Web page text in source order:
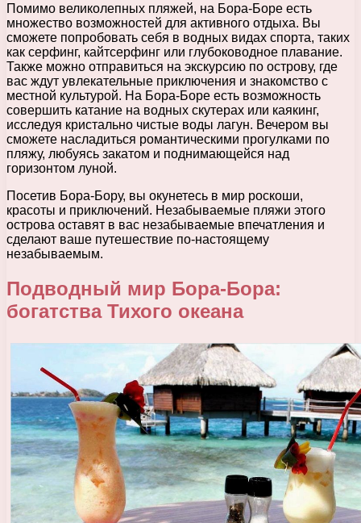
Помимо великолепных пляжей, на Бора-Боре есть
множество возможностей для активного отдыха. Вы
сможете попробовать себя в водных видах спорта, таких
как серфинг, кайтсерфинг или глубоководное плавание.
Также можно отправиться на экскурсию по острову, где
вас ждут увлекательные приключения и знакомство с
местной культурой. На Бора-Боре есть возможность
совершить катание на водных скутерах или каякинг,
исследуя кристально чистые воды лагун. Вечером вы
сможете насладиться романтическими прогулками по
пляжу, любуясь закатом и поднимающейся над
горизонтом луной.
Посетив Бора-Бору, вы окунетесь в мир роскоши,
красоты и приключений. Незабываемые пляжи этого
острова оставят в вас незабываемые впечатления и
сделают ваше путешествие по-настоящему
незабываемым.
Подводный мир Бора-Бора:
богатства Тихого океана